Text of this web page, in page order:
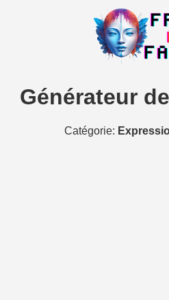
Générateur
Catégorie: